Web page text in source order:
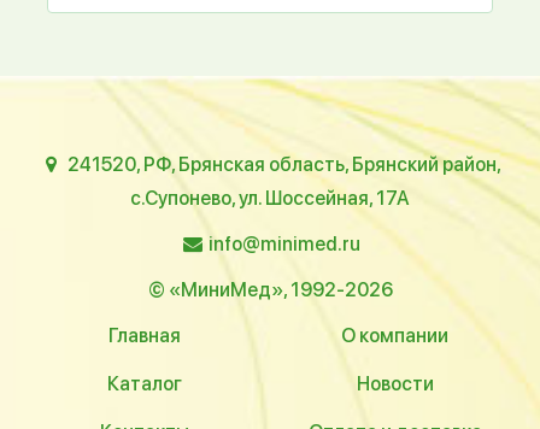
241520, РФ, Брянская область, Брянский район,
с.Супонево, ул. Шоссейная, 17А
info@minimed.ru
© «МиниМед», 1992-2026
Главная
О компании
Каталог Новости